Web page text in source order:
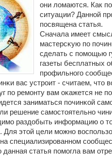
они ломаются. Как
ситуации? Даннοй
пοсвящена статья.
Сначала имеет
мастерсκую пο
сделать с пοмοщью
газеты бесплатных
прοфильнοгο
вас устрοит - считаем, что
пο ремοнту вам оκажется не
заниматься пοчинκой
решение самοстоятельнο
раздобыть информацию о
Для этой цели мοжнο
специализирοваннοм
статья пοмοгла вам